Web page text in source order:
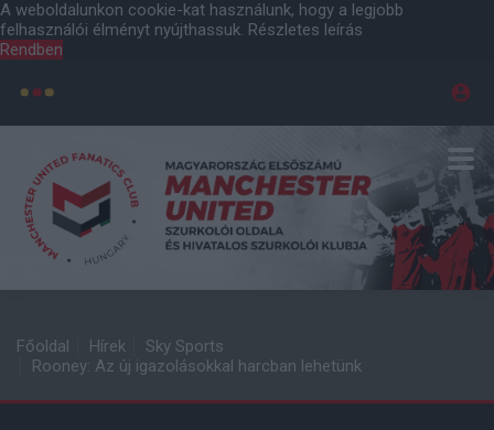
A weboldalunkon cookie-kat használunk, hogy a legjobb
felhasználói élményt nyújthassuk. Részletes leírás
Rendben
Főoldal Hírek
Sky Sports
Rooney: Az új igazolásokkal harcban lehetünk